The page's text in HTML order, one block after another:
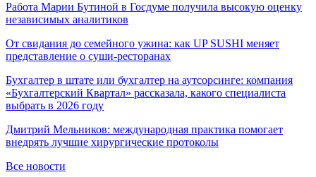
Работа Марии Бутиной в Госдуме получила высокую оценку
независимых аналитиков
От свидания до семейного ужина: как UP SUSHI меняет
представление о суши-ресторанах
Бухгалтер в штате или бухгалтер на аутсорсинге: компания
«Бухгалтерский Квартал» рассказала, какого специалиста
выбрать в 2026 году
Дмитрий Мельников: международная практика помогает
внедрять лучшие хирургические протоколы
Все новости